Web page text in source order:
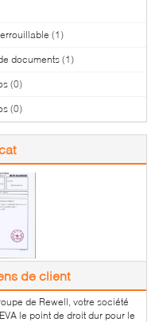
(1)
documents (1)
(0)
(0)
de client
de Rewell, votre société
le point de droit dur pour le